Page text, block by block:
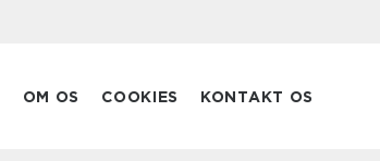
OM OS COOKIES KONTAKT OS